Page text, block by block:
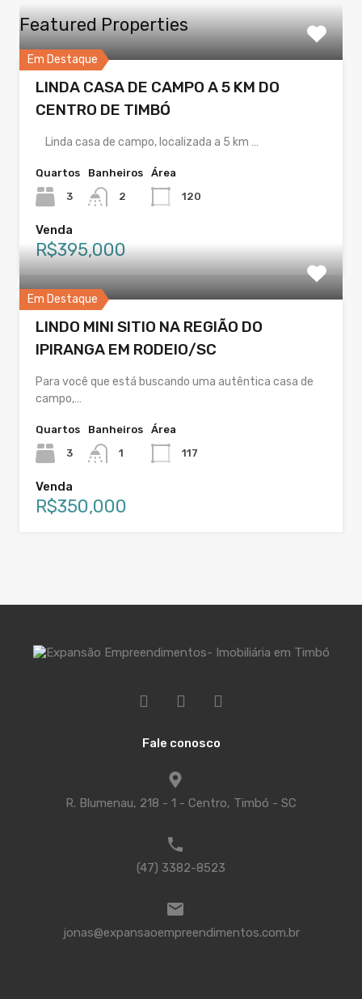
Featured Properties
Em Destaque
LINDA CASA DE CAMPO A 5 KM DO
CENTRO DE TIMBÓ
Linda casa de campo, localizada a 5 km …
Quartos
3
Banheiros
2
Área
120
Venda
R$395,000
Em Destaque
LINDO MINI SITIO NA REGIÃO DO
IPIRANGA EM RODEIO/SC
Para você que está buscando uma autêntica casa de
campo,…
Quartos
3
Banheiros
1
Área
117
Venda
R$350,000
Fale conosco
R. Blumenau, 218 - 1 - Centro, Timbó - SC
(47) 3382-8523
jonas@expansaoempreendimentos.com.br